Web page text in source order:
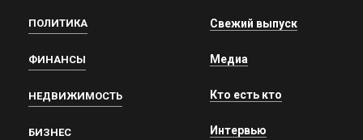
ПОЛИТИКА
ФИНАНСЫ
НЕДВИЖИМОСТЬ
БИЗНЕС
Свежий выпуск
Медиа
Кто есть кто
Интервью